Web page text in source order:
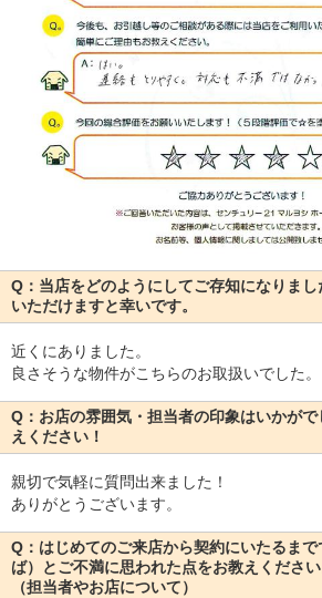
Q：当店をどのようにしてご存知になりまし
いただけますと幸いです。
近くにありました。
良さそうな物件がこちらのお取扱いでした。
Q：お店の雰囲気・担当者の印象はいかが
えください！
親切で気軽に質問出来ました！
ありがとうございます。
Q：はじめてのご来店から契約にいたるま
ば）とご不満に思われた点をお教えください
（担当者やお店について）